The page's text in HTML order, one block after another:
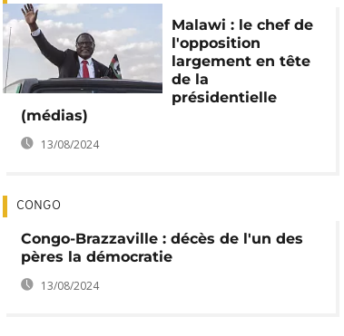
Malawi : le chef de
l'opposition
largement en tête
de la
présidentielle
(médias)
13/08/2024
CONGO
Congo-Brazzaville : décès de l'un des
pères la démocratie
13/08/2024